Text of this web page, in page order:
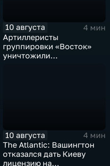
10 августа
4 мин
Артиллеристы
группировки «Восток»
уничтожили
10 августа
4 мин
The Atlantic: Вашингтон
отказался дать Киеву
лицензию на